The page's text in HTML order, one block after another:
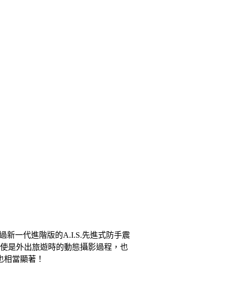
新一代進階版的A.I.S.先進式防手震
是外出旅遊時的動態攝影過程，也
當顯著！